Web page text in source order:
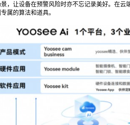
，让设备在预警风险时亦不忘记录美好。在云
属的算法和道具。